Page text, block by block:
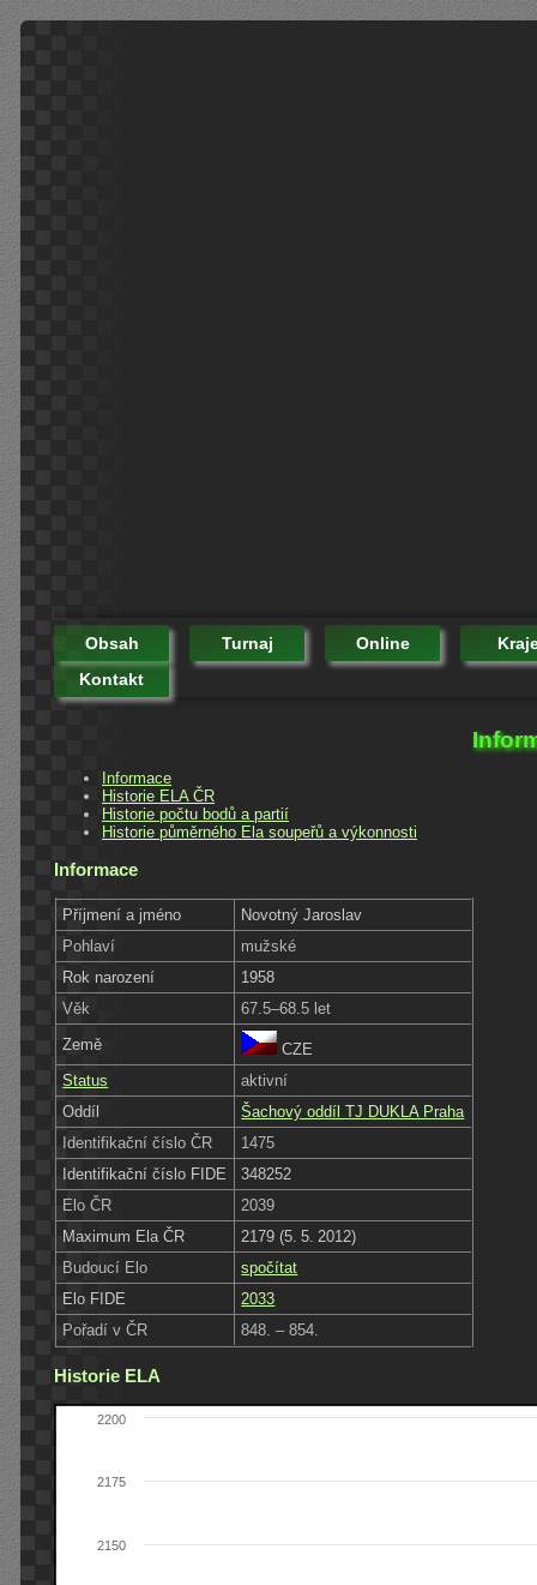
Obsah Turnaj Online
Kontakt
Informace
Historie ELA ČR
Historie počtu bodů a partií
Historie půměrného Ela soupeřů a výkonnosti
Informace
Příjmení a jméno
Novotný Jaroslav
Pohlaví
mužské
Rok narození
1958
Věk
67.5–68.5 let
Země
CZE
Status
aktivní
Oddíl
Šachový oddíl TJ DUKLA Praha
Identifikační číslo ČR
1475
Identifikační číslo FIDE
348252
Elo ČR
2039
Maximum Ela ČR
2179 (5. 5. 2012)
Budoucí Elo
spočítat
Elo FIDE
2033
Pořadí v ČR
848. – 854.
Historie ELA
2150
2175
2200